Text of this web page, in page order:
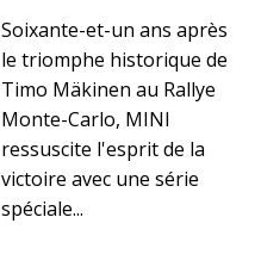
Soixante-et-un ans après
le triomphe historique de
Timo Mäkinen au Rallye
Monte-Carlo, MINI
ressuscite l'esprit de la
victoire avec une série
spéciale...